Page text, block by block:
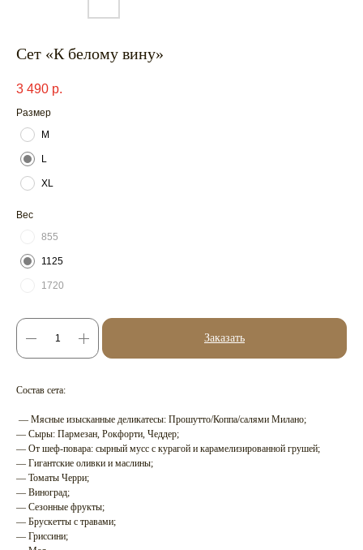
Сет «К белому вину»
3 490 р.
Размер
M
L
XL
Вес
855
1125
1720
Заказать
Состав сета:
— Мясные изысканные деликатесы: Прошутто/Коппа/салями Милано;
— Cыры: Пармезан, Рокфорти, Чеддер;
— От шеф-повара: сырный мусс с курагой и карамелизированной грушей;
— Гигантские оливки и маслины;
— Томаты Черри;
— Виноград;
— Сезонные фрукты;
— Брускетты с травами;
— Гриссини;